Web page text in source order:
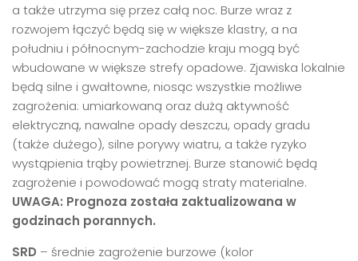
a także utrzyma się przez całą noc. Burze wraz z
rozwojem łączyć będą się w większe klastry, a na
południu i północnym-zachodzie kraju mogą być
wbudowane w większe strefy opadowe. Zjawiska lokalnie
będą silne i gwałtowne, niosąc wszystkie możliwe
zagrożenia: umiarkowaną oraz dużą aktywność
elektryczną, nawalne opady deszczu, opady gradu
(także dużego), silne porywy wiatru, a także ryzyko
wystąpienia trąby powietrznej. Burze stanowić będą
zagrożenie i powodować mogą straty materialne.
UWAGA: Prognoza została zaktualizowana w
godzinach porannych.
SRD – średnie zagrożenie burzowe (kolor